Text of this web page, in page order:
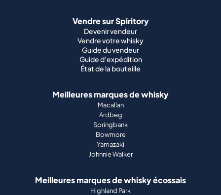
Vendre sur Spiritory
Devenir vendeur
Vendre votre whisky
Guide du vendeur
Guide d'expédition
État de la bouteille
Meilleures marques de whisky
Macallan
Ardbeg
Springbank
Bowmore
Yamazaki
Johnnie Walker
Meilleures marques de whisky écossais
Highland Park